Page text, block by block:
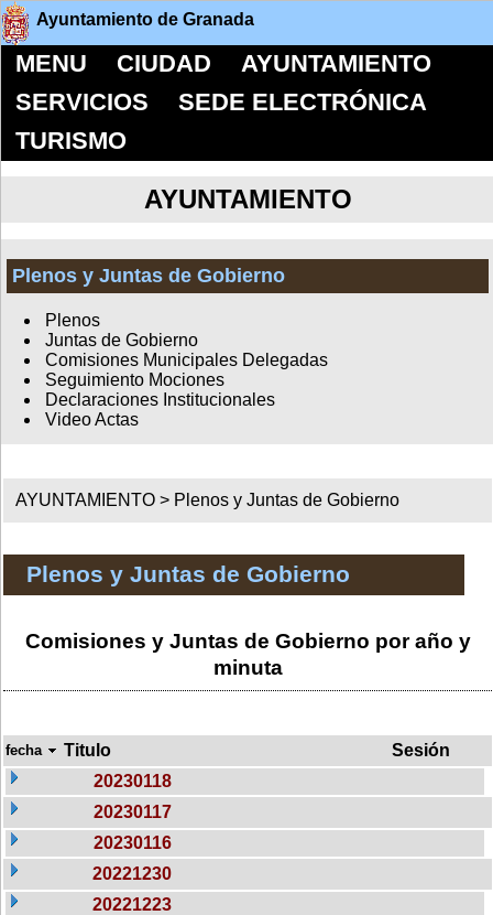
Ayuntamiento de Granada
MENU CIUDAD
AYUNTAMIENTO
SERVICIOS
SEDE ELECTRÓNICA
TURISMO
AYUNTAMIENTO
Plenos y Juntas de Gobierno
Plenos
Juntas de Gobierno
Comisiones Municipales Delegadas
Seguimiento Mociones
Declaraciones Institucionales
Video Actas
AYUNTAMIENTO > Plenos y Juntas de Gobierno
Plenos y Juntas de Gobierno
Comisiones y Juntas de Gobierno por año y
minuta
fecha Titulo
Sesión
20230118
20230117
20230116
20221230
20221223